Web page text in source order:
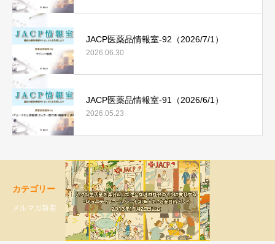
JACP医薬品情報室-92（2026/7/1）
2026.06.30
JACP医薬品情報室-91（2026/6/1）
2026.05.23
カテゴリー
メルマガ新着